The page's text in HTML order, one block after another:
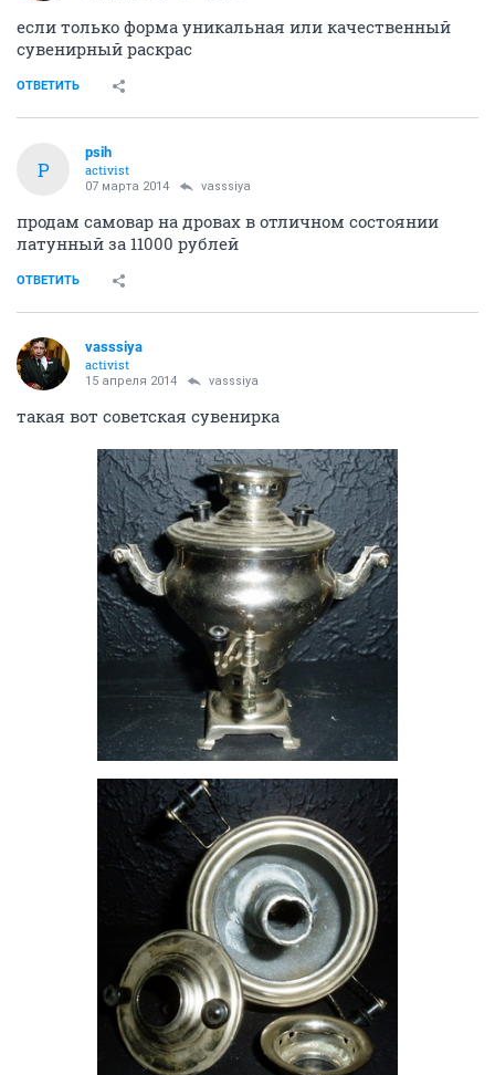
если только форма уникальная или качественный
сувенирный раскрас
ОТВЕТИТЬ
P
psih
activist
07 марта 2014 vasssiya
продам самовар на дровах в отличном состоянии
латунный за 11000 рублей
ОТВЕТИТЬ
vasssiya
activist
15 апреля 2014 vasssiya
такая вот советская сувенирка